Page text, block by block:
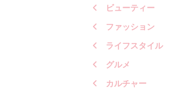
ビューティー
ファッション
ライフスタイル
グルメ
カルチャー